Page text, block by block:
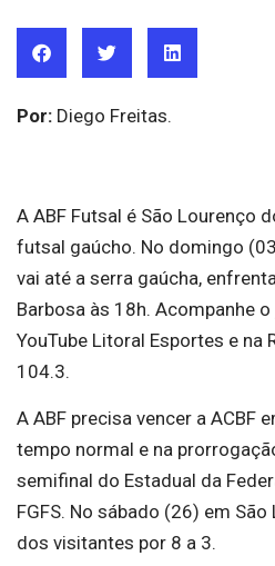
Por: Diego Freitas.
A ABF Futsal é São Lourenço
futsal gaúcho. No domingo
vai até a serra gaúcha,
Barbosa às 18h. Acompanhe
YouTube Litoral Esportes e na
104.3.
A ABF precisa vencer a ACBF
tempo normal e na
semifinal do Estadual da
FGFS. No sábado (26) em
dos visitantes por 8 a 3.